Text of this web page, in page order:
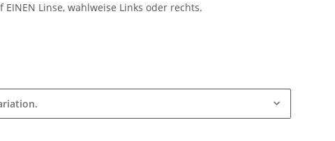
Linse, wahlweise Links oder rechts.